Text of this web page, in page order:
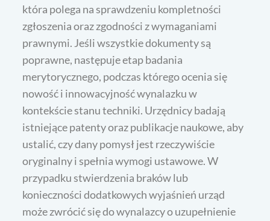
która polega na sprawdzeniu kompletności
zgłoszenia oraz zgodności z wymaganiami
prawnymi. Jeśli wszystkie dokumenty są
poprawne, następuje etap badania
merytorycznego, podczas którego ocenia się
nowość i innowacyjność wynalazku w
kontekście stanu techniki. Urzędnicy badają
istniejące patenty oraz publikacje naukowe, aby
ustalić, czy dany pomysł jest rzeczywiście
oryginalny i spełnia wymogi ustawowe. W
przypadku stwierdzenia braków lub
konieczności dodatkowych wyjaśnień urząd
może zwrócić się do wynalazcy o uzupełnienie